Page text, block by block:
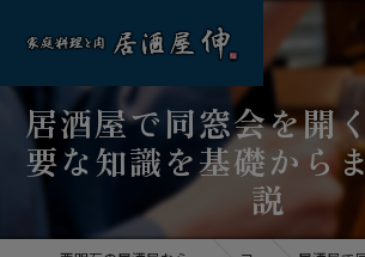
居酒屋で同窓会を開
要な知識を基礎から
説